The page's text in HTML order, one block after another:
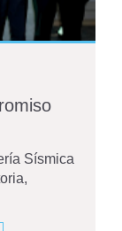
Sísmica